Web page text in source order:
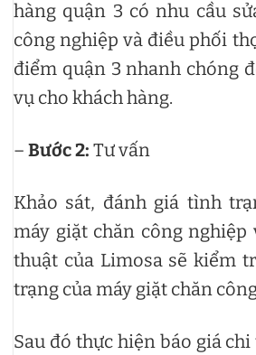
hàng quận 3 có nhu cầu
công nghiệp và điều phối
điểm quận 3 nhanh chóng
vụ cho khách hàng.
– Bước 2: Tư vấn
Khảo sát, đánh giá tình
máy giặt chăn công
thuật của Limosa sẽ kiểm
trạng của máy giặt chăn
Sau đó thực hiện báo giá